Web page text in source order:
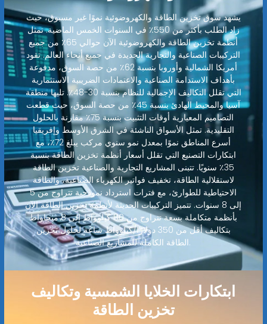
يشهد سوق تخزين الطاقة والكهروضوئية نموًا غير مسبوق، حيث
زاد الطلب بأكثر من 550٪ في السنوات الخمس الماضية. تمثل
أنظمة تخزين الطاقة والكهروضوئية الآن حوالي 65٪ من جميع
التركيبات الصناعية والتجارية الجديدة في جميع أنحاء العالم. تقود
أمريكا الشمالية وأوروبا بنسبة 62٪ من حصة السوق، مدفوعة
بأهداف الاستدامة الصناعية والاعتمادات الضريبية الاستثمارية
التي تقلل التكاليف الإجمالية للنظام بنسبة 30-48٪. تليها منطقة
آسيا والمحيط الهادئ بنسبة 45٪ من حصة السوق، حيث قطعت
التصاميم المعيارية أوقات التثبيت بنسبة 75٪ مقارنة بالحلول
التقليدية. تمثل الأسواق الناشئة في الشرق الأوسط وإفريقيا
أسرع المناطق نموًا بمعدل نمو سنوي مركب يبلغ 72٪، مع
ابتكارات التصنيع التي تقلل أسعار أنظمة تخزين الطاقة بنسبة
35٪ سنويًا. تتبنى المشاريع التجارية والصناعية تخزين الطاقة
لاستقلالية الطاقة، تخفيف فواتير الكهرباء الصناعية، والطاقة
الاحتياطية للطوارئ، مع فترات استرداد نموذجية تتراوح من 5
إلى 8 سنوات. تتميز التركيبات الحديثة لأنظمة تخزين الطاقة الآن
بأنظمة متكاملة بسعة تتراوح من 80 كيلوواط إلى 8 ميجاواط
بتكاليف أقل من 350 دولارًا/كيلوواط ساعة لحلول تخزين
الطاقة الكاملة للمشاريع الصناعية.
ابتكارات الخلايا الشمسية وتكاليف
تخزين الطاقة